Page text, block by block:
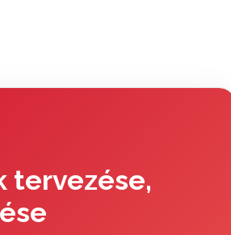
tervezése,